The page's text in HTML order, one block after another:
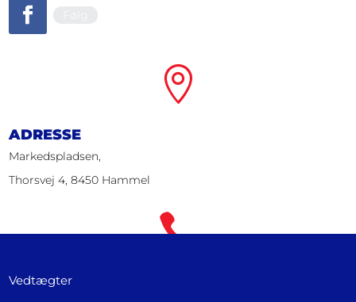

ADRESSE
Markedspladsen,
Thorsvej 4, 8450 Hammel

TELEFON
Vedtægter